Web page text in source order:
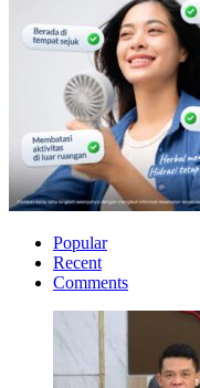
Popular
Recent
Comments